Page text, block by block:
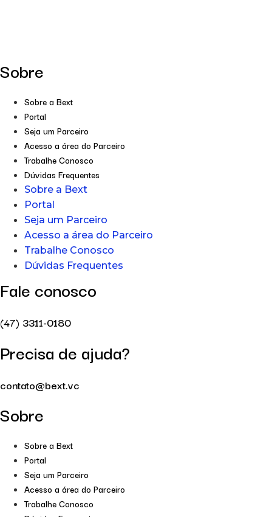
Sobre
Sobre a Bext
Portal
Seja um Parceiro
Acesso a área do Parceiro
Trabalhe Conosco
Dúvidas Frequentes
Sobre a Bext
Portal
Seja um Parceiro
Acesso a área do Parceiro
Trabalhe Conosco
Dúvidas Frequentes
Fale conosco
(47) 3311-0180
Precisa de ajuda?
contato@bext.vc
Sobre
Sobre a Bext
Portal
Seja um Parceiro
Acesso a área do Parceiro
Trabalhe Conosco